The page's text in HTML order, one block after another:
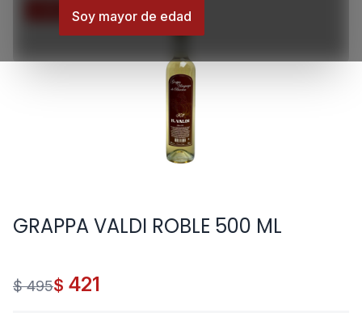
Soy mayor de edad
15% OFF
GRAPPA VALDI ROBLE 500 ML
$ 495$ 421